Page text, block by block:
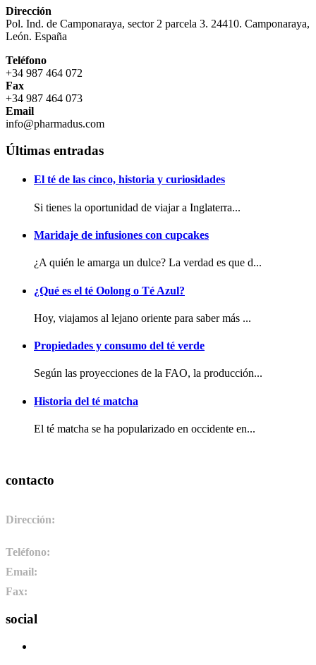
Dirección
Pol. Ind. de Camponaraya, sector 2 parcela 3. 24410. Camponaraya,
León. España
Teléfono
+34 987 464 072
Fax
+34 987 464 073
Email
info@pharmadus.com
Últimas entradas
El té de las cinco, historia y curiosidades
Si tienes la oportunidad de viajar a Inglaterra...
Maridaje de infusiones con cupcakes
¿A quién le amarga un dulce? La verdad es que d...
¿Qué es el té Oolong o Té Azul?
Hoy, viajamos al lejano oriente para saber más ...
Propiedades y consumo del té verde
Según las proyecciones de la FAO, la producción...
Historia del té matcha
El té matcha se ha popularizado en occidente en...
contacto
Dirección:
Teléfono:
Email:
Fax:
social